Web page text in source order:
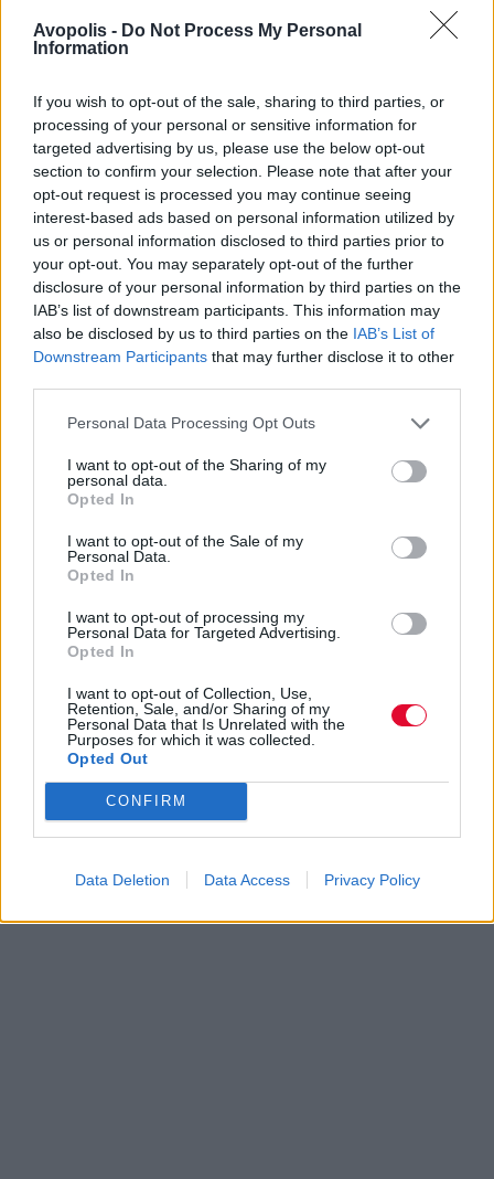
Avopolis - Do Not Process My Personal
Information
If you wish to opt-out of the sale, sharing to third parties, or
processing of your personal or sensitive information for
targeted advertising by us, please use the below opt-out
section to confirm your selection. Please note that after your
opt-out request is processed you may continue seeing
interest-based ads based on personal information utilized by
us or personal information disclosed to third parties prior to
your opt-out. You may separately opt-out of the further
disclosure of your personal information by third parties on the
IAB’s list of downstream participants. This information may
also be disclosed by us to third parties on the IAB’s List of
Downstream Participants that may further disclose it to other
Personal Data Processing Opt Outs
I want to opt-out of the Sharing of my
personal data.
Opted In
I want to opt-out of the Sale of my
Personal Data.
Opted In
I want to opt-out of processing my
Personal Data for Targeted Advertising.
Opted In
I want to opt-out of Collection, Use,
Retention, Sale, and/or Sharing of my
Personal Data that Is Unrelated with the
Purposes for which it was collected.
Opted Out
CONFIRM
Data Deletion Data Access Privacy Policy
Google News
MOOD OF THE DAY
Ποτέ δεν είναι αργά,
κυριολεκτικά. Ο Άντονι Χόπκινς
στα 88 αρνείται να το βάλει κάτω
και κυκλοφορεί το 1ο του
άλμπουμ με ορχηστρικές συνθέσεις και τίτλο:
Life Is A Dream. Φυσικά και είναι Άντονι...